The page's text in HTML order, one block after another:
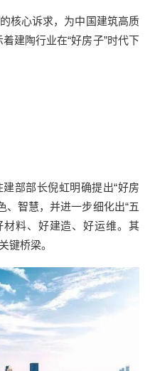
核心诉求，为中国建筑高质
建陶行业在“好房子”时代下
部部长倪虹明确提出“好房
、智慧，并进一步细化出“五
料、好建造、好运维。其
键桥梁。